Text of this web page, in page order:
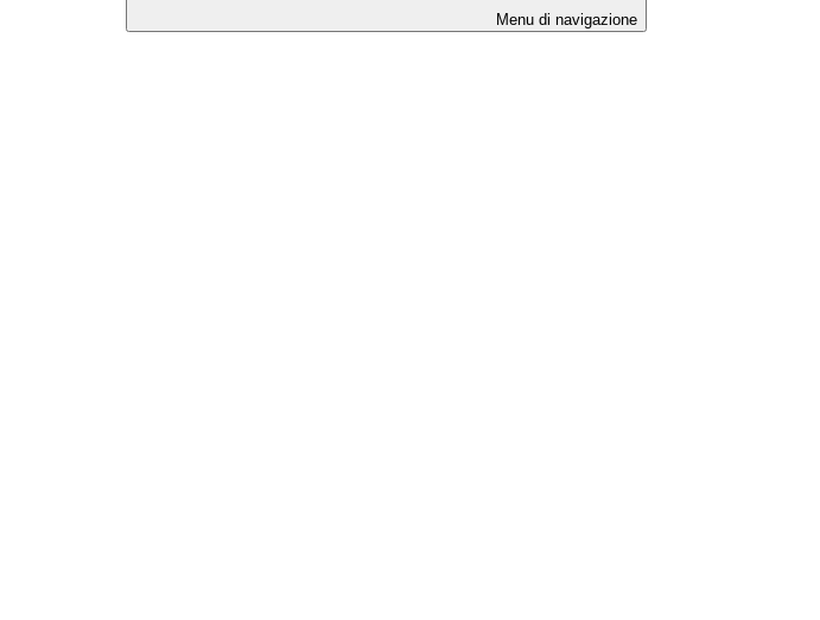
Menu di navigazione